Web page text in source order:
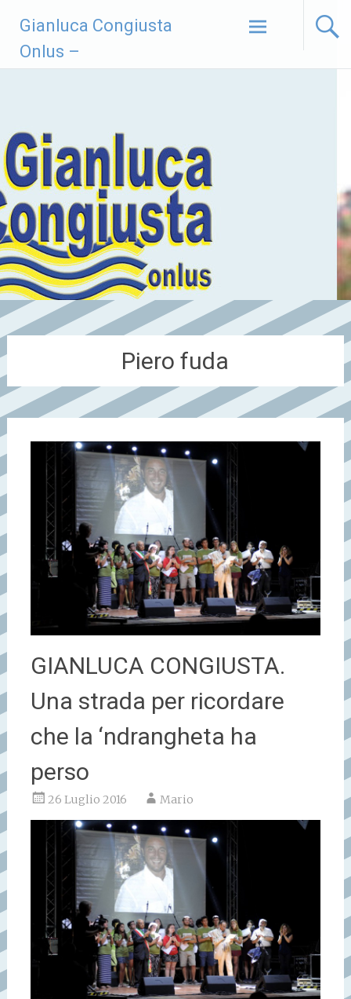
contenuto
Gianluca Congiusta
Onlus –
Piero fuda
GIANLUCA CONGIUSTA.
Una strada per ricordare
che la ‘ndrangheta ha
perso
26 Luglio 2016 Mario